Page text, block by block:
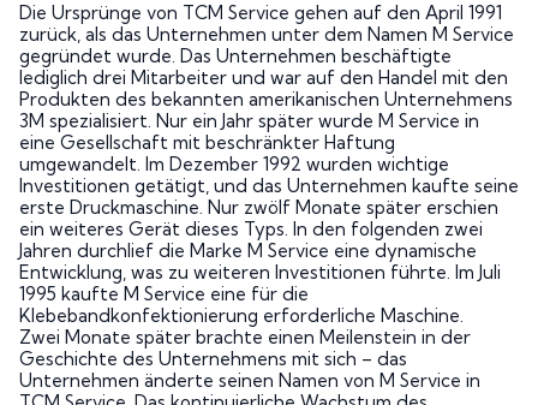
Die Ursprünge von TCM Service gehen auf den April 1991
zurück, als das Unternehmen unter dem Namen M Service
gegründet wurde. Das Unternehmen beschäftigte
lediglich drei Mitarbeiter und war auf den Handel mit den
Produkten des bekannten amerikanischen Unternehmens
3M spezialisiert. Nur ein Jahr später wurde M Service in
eine Gesellschaft mit beschränkter Haftung
umgewandelt. Im Dezember 1992 wurden wichtige
Investitionen getätigt, und das Unternehmen kaufte seine
erste Druckmaschine. Nur zwölf Monate später erschien
ein weiteres Gerät dieses Typs. In den folgenden zwei
Jahren durchlief die Marke M Service eine dynamische
Entwicklung, was zu weiteren Investitionen führte. Im Juli
1995 kaufte M Service eine für die
Klebebandkonfektionierung erforderliche Maschine.
Zwei Monate später brachte einen Meilenstein in der
Geschichte des Unternehmens mit sich – das
Unternehmen änderte seinen Namen von M Service in